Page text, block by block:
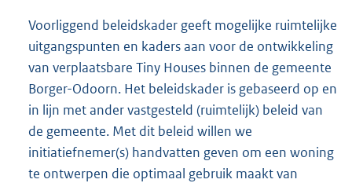
Voorliggend beleidskader geeft mogelijke ruimtelijke
uitgangspunten en kaders aan voor de ontwikkeling
van verplaatsbare Tiny Houses binnen de gemeente
Borger-Odoorn. Het beleidskader is gebaseerd op en
in lijn met ander vastgesteld (ruimtelijk) beleid van
de gemeente. Met dit beleid willen we
initiatiefnemer(s) handvatten geven om een woning
te ontwerpen die optimaal gebruik maakt van